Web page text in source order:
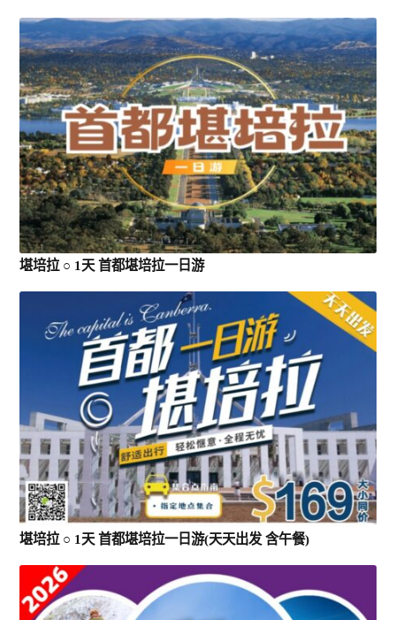
中国
跟團遊(中國）
三峡遊輪
郵輪 (中國）
澳洲出发含机票(中國)
0 items $0.00
堪培拉 ○ 1天 首都堪培拉一日游
堪培拉 ○ 1天 首都堪培拉一日游(天天出发 含午餐)